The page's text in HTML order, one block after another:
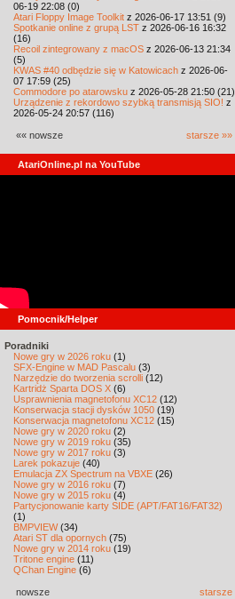
06-19 22:08 (0)
Atari Floppy Image Toolkit z 2026-06-17 13:51 (9)
Spotkanie online z grupą LST z 2026-06-16 16:32
(16)
Recoil zintegrowany z macOS z 2026-06-13 21:34
(5)
KWAS #40 odbędzie się w Katowicach z 2026-06-
07 17:59 (25)
Commodore po atarowsku z 2026-05-28 21:50 (21)
Urządzenie z rekordowo szybką transmisją SIO! z
2026-05-24 20:57 (116)
«« nowsze starsze »»
AtariOnline.pl na YouTube
Pomocnik/Helper
Poradniki
Nowe gry w 2026 roku (1)
SFX-Engine w MAD Pascalu (3)
Narzędzie do tworzenia scrolli (12)
Kartridż Sparta DOS X (6)
Usprawnienia magnetofonu XC12 (12)
Konserwacja stacji dysków 1050 (19)
Konserwacja magnetofonu XC12 (15)
Nowe gry w 2020 roku (2)
Nowe gry w 2019 roku (35)
Nowe gry w 2017 roku (3)
Larek pokazuje (40)
Emulacja ZX Spectrum na VBXE (26)
Nowe gry w 2016 roku (7)
Nowe gry w 2015 roku (4)
Partycjonowanie karty SIDE (APT/FAT16/FAT32)
(1)
BMPVIEW(34)
Atari ST dla opornych (75)
Nowe gry w 2014 roku (19)
Tritone engine (11)
QChan Engine (6)
nowsze starsze